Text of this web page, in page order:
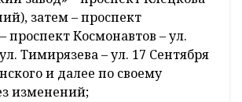
затем – проспект
проспект Космонавтов – ул.
Тимирязева – ул. 17 Сентября
и далее по своему
изменений;